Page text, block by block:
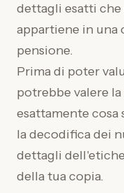
dettagli esatti che
appartiene in
pensione.
Prima di poter
potrebbe valere la
esattamente
la decodifica dei
dettagli
della tua copia.